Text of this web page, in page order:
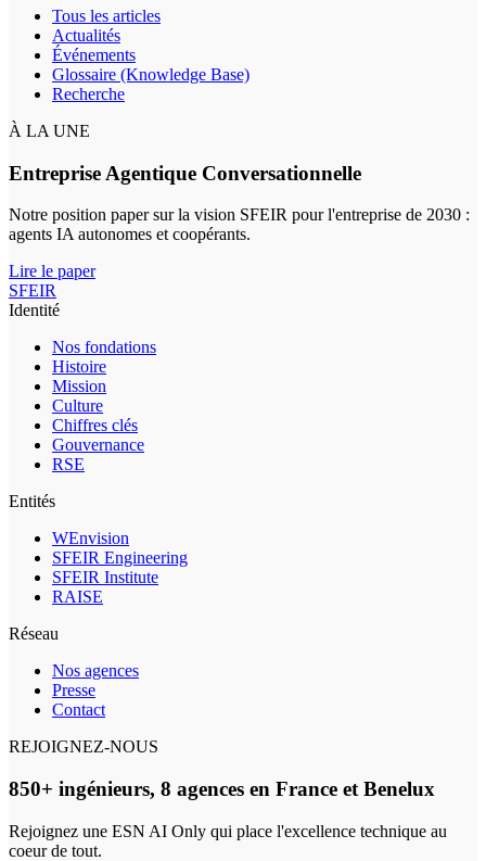
Tous les articles
Actualités
Événements
Glossaire (Knowledge Base)
Recherche
À LA UNE
Entreprise Agentique Conversationnelle
Notre position paper sur la vision SFEIR pour l'entreprise de 2030 :
agents IA autonomes et coopérants.
Lire le paper
SFEIR
Identité
Nos fondations
Histoire
Mission
Culture
Chiffres clés
Gouvernance
RSE
Entités
WEnvision
SFEIR Engineering
SFEIR Institute
RAISE
Réseau
Nos agences
Presse
Contact
REJOIGNEZ-NOUS
850+ ingénieurs, 8 agences en France et Benelux
Rejoignez une ESN AI Only qui place l'excellence technique au
coeur de tout.